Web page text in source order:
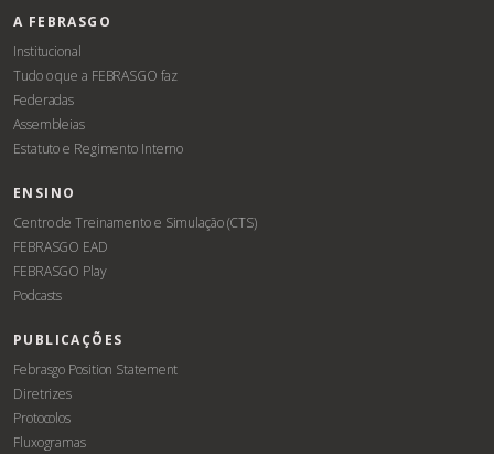
A FEBRASGO
Institucional
Tudo o que a FEBRASGO faz
Federadas
Assembleias
Estatuto e Regimento Interno
ENSINO
Centro de Treinamento e Simulação (CTS)
FEBRASGO EAD
FEBRASGO Play
Podcasts
PUBLICAÇÕES
Febrasgo Position Statement
Diretrizes
Protocolos
Fluxogramas